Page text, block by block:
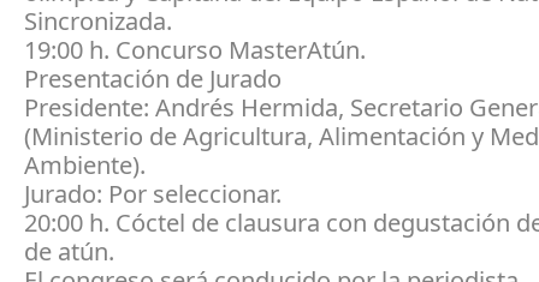
Sincronizada.
19:00 h. Concurso MasterAtún.
Presentación de Jurado
Presidente: Andrés Hermida, Secretario
(Ministerio de Agricultura, Alimentación y
Ambiente).
Jurado: Por seleccionar.
20:00 h. Cóctel de clausura con degustación
de atún.